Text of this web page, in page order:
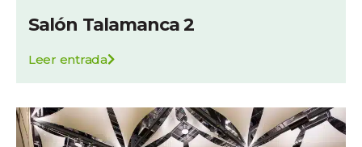
Salón Talamanca 2
Leer entrada